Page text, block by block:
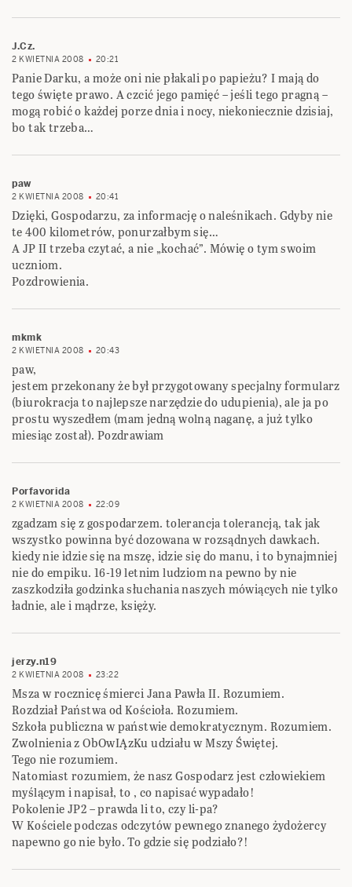
J.Cz.
2 KWIETNIA 2008 20:21
Panie Darku, a może oni nie płakali po papieżu? I mają do
tego święte prawo. A czcić jego pamięć – jeśli tego pragną –
mogą robić o każdej porze dnia i nocy, niekoniecznie dzisiaj,
bo tak trzeba…
paw
2 KWIETNIA 2008 20:41
Dzięki, Gospodarzu, za informację o naleśnikach. Gdyby nie
te 400 kilometrów, ponurzałbym się…
A JP II trzeba czytać, a nie „kochać”. Mówię o tym swoim
uczniom.
Pozdrowienia.
mkmk
2 KWIETNIA 2008 20:43
paw,
jestem przekonany że był przygotowany specjalny formularz
(biurokracja to najlepsze narzędzie do udupienia), ale ja po
prostu wyszedłem (mam jedną wolną naganę, a już tylko
miesiąc został). Pozdrawiam
Porfavorida
2 KWIETNIA 2008 22:09
zgadzam się z gospodarzem. tolerancja tolerancją, tak jak
wszystko powinna być dozowana w rozsądnych dawkach.
kiedy nie idzie się na mszę, idzie się do manu, i to bynajmniej
nie do empiku. 16-19 letnim ludziom na pewno by nie
zaszkodziła godzinka słuchania naszych mówiących nie tylko
ładnie, ale i mądrze, księży.
jerzy.n19
2 KWIETNIA 2008 23:22
Msza w rocznicę śmierci Jana Pawła II. Rozumiem.
Rozdział Państwa od Kościoła. Rozumiem.
Szkoła publiczna w państwie demokratycznym. Rozumiem.
Zwolnienia z ObOwIĄzKu udziału w Mszy Świętej.
Tego nie rozumiem.
Natomiast rozumiem, że nasz Gospodarz jest człowiekiem
myślącym i napisał, to , co napisać wypadało!
Pokolenie JP2 – prawda li to, czy li-pa?
W Kościele podczas odczytów pewnego znanego żydożercy
napewno go nie było. To gdzie się podziało?!